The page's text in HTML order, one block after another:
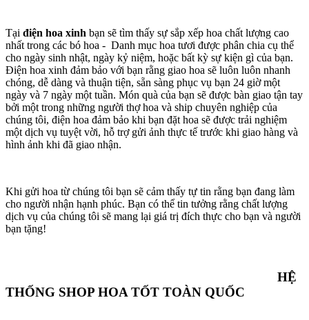
Tại điện hoa xinh bạn sẽ tìm thấy sự sắp xếp hoa chất lượng cao
nhất trong các bó hoa - Danh mục hoa tươi được phân chia cụ thể
cho ngày sinh nhật, ngày kỷ niệm, hoặc bất kỳ sự kiện gì của bạn.
Điện hoa xinh đảm bảo với bạn rằng giao hoa sẽ luôn luôn nhanh
chóng, dễ dàng và thuận tiện, sẵn sàng phục vụ bạn 24 giờ một
ngày và 7 ngày một tuần. Món quà của bạn sẽ được bàn giao tận tay
bởi một trong những người thợ hoa và ship chuyên nghiệp của
chúng tôi, điện hoa đảm bảo khi bạn đặt hoa sẽ được trải nghiệm
một dịch vụ tuyệt vời, hỗ trợ gửi ảnh thực tế trước khi giao hàng và
hình ảnh khi đã giao nhận.
Khi gửi hoa từ chúng tôi bạn sẽ cảm thấy tự tin rằng bạn đang làm
cho người nhận hạnh phúc. Bạn có thể tin tưởng rằng chất lượng
dịch vụ của chúng tôi sẽ mang lại giá trị đích thực cho bạn và người
bạn tặng!
HỆ
THỐNG SHOP HOA TỐT TOÀN QUỐC